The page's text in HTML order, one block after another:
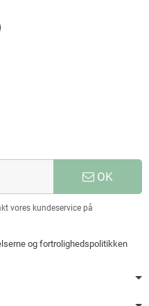
OK
vores kundeservice på
og fortrolighedspolitikken